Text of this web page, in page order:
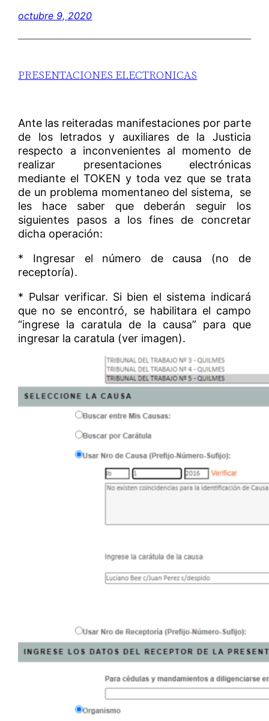
octubre 9, 2020
PRESENTACIONES ELECTRONICAS
Ante las reiteradas manifestaciones por parte
de los letrados y auxiliares de la Justicia
respecto a inconvenientes al momento de
realizar presentaciones electrónicas
mediante el TOKEN y toda vez que se trata
de un problema momentaneo del sistema, se
les hace saber que deberán seguir los
siguientes pasos a los fines de concretar
dicha operación:
* Ingresar el número de causa (no de
receptoría).
* Pulsar verificar. Si bien el sistema indicará
que no se encontró, se habilitara el campo
“ingrese la caratula de la causa” para que
ingresar la caratula (ver imagen).